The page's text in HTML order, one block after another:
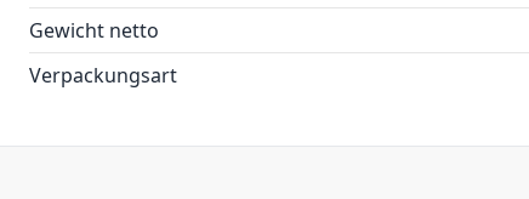
Gewicht netto
Verpackungsart